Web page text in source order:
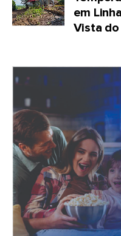
em
Vista do